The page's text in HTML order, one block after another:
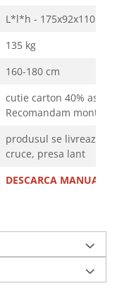
L*l*h - 175x92x110 cm
135 kg
160-180 cm
cutie carton 40%
Recomandam
produsul se livreaza
cruce, presa lant
DESCARCA